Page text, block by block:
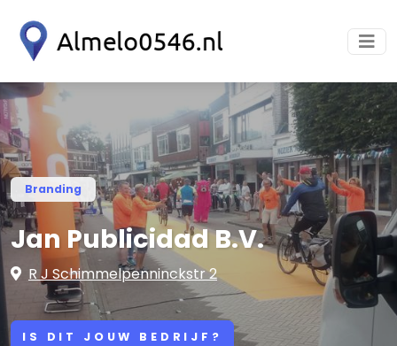
Branding
Jan Publicidad B.V.
R J Schimmelpenninckstr 2
IS DIT JOUW BEDRIJF?